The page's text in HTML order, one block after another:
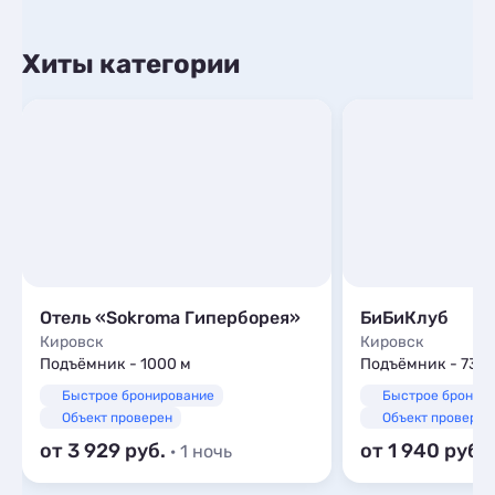
Хиты категории
Отель «Sokroma Гиперборея»
Кировск
Подъёмник - 1000 м
Быстрое бронирование
Объект проверен
от 3 929 · 1 ночь
БиБиКлуб
Кировск
Подъёмник - 733
Быстрое
Объект проверен
от 1 940